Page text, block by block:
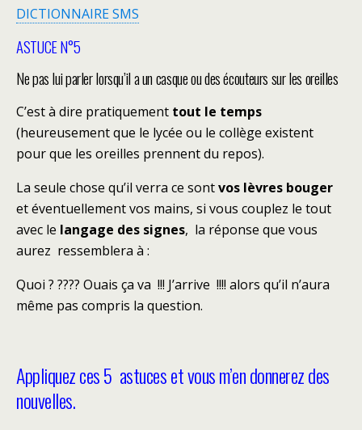
DICTIONNAIRE SMS
ASTUCE N°5
Ne pas lui parler lorsqu’il a un casque ou des écouteurs sur les oreilles
C’est à dire pratiquement tout le temps
(heureusement que le lycée ou le collège existent
pour que les oreilles prennent du repos).
La seule chose qu’il verra ce sontvos lèvres bouger
et éventuellement vos mains, si vous couplez le tout
avec le langage des signes, la réponse que vous
aurez ressemblera à :
Quoi ? ???? Ouais ça va !!! J’arrive !!!! alors qu’il n’aura
même pas compris la question.
Appliquez ces 5 astuces et vous m’en donnerez des
nouvelles.